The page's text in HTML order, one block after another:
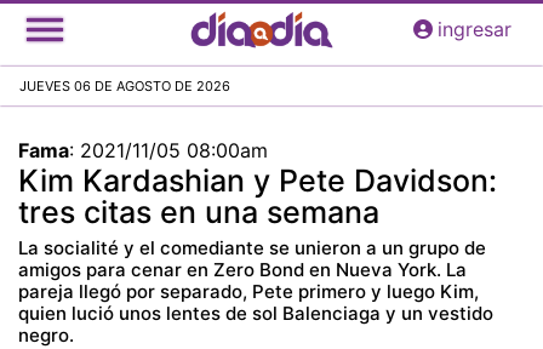
Pasar
al
principal
ingresar
JUEVES 06 DE AGOSTO DE 2026
Fama: 2021/11/05 08:00am
Kim Kardashian y Pete Davidson:
tres citas en una semana
La socialité y el comediante se unieron a un grupo de
amigos para cenar en Zero Bond en Nueva York. La
pareja llegó por separado, Pete primero y luego Kim,
quien lució unos lentes de sol Balenciaga y un vestido
negro.